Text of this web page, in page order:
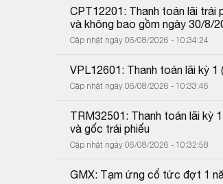
CPT12201: Thanh toán lãi trái
và không bao gồm ngày 30/8/
Cập nhật ngày 06/08/2026 - 10:34:24
VPL12601: Thanh toán lãi kỳ
Cập nhật ngày 06/08/2026 - 10:33:46
TRM32501: Thanh toán lãi kỳ
và gốc trái phiếu
Cập nhật ngày 06/08/2026 - 10:32:58
GMX: Tạm ứng cổ tức đợt 1